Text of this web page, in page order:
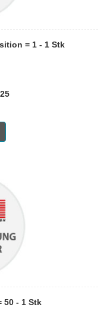
= 1 - 1 Stk
50 - 1 Stk